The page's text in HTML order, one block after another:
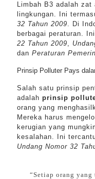
Limbah B3 adalah zat
lingkungan. Ini
32 Tahun 2009. Di
berbagai peraturan.
22 Tahun 2009,
dan Peraturan
Prinsip Polluter Pays
Salah satu prinsip
adalah prinsip
orang yang
Mereka harus
kerugian yang
kesalahan. Ini
Undang Nomor 32
“Setiap orang yang